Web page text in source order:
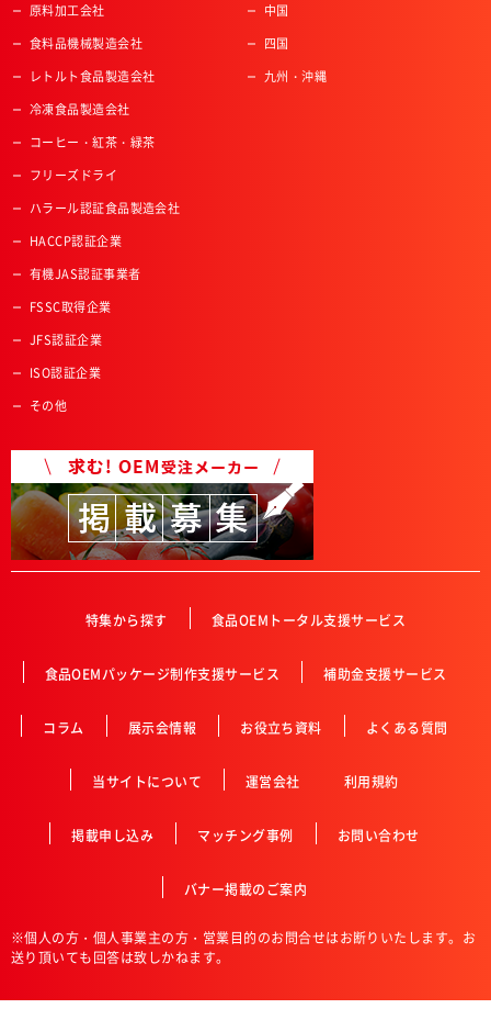
原料加工会社
食料品機械製造会社
レトルト食品製造会社
冷凍食品製造会社
コーヒー・紅茶・緑茶
フリーズドライ
ハラール認証食品製造会社
HACCP認証企業
有機JAS認証事業者
FSSC取得企業
JFS認証企業
ISO認証企業
その他
中国
四国
九州・沖縄
特集から探す 食品OEMトータル支援サービス
食品OEMパッケージ制作支援サービス 補助金支援サービス
コラム 展示会情報 お役立ち資料 よくある質問
当サイトについて 運営会社 利用規約
掲載申し込み マッチング事例 お問い合わせ
バナー掲載のご案内
※個人の方・個人事業主の方・営業目的のお問合せはお断りいたします。お
送り頂いても回答は致しかねます。